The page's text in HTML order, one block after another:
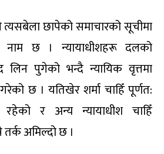
त्यसबेला छापेको समाचारको सूचीमा
नाम छ । न्यायाधीशहरू दलको
लिन पुगेको भन्दै न्यायिक वृत्तमा
छ । यतिखेर शर्मा चाहिँ पूर्णत:
र अन्य न्यायाधीश चाहिँ
अमिल्दो छ ।